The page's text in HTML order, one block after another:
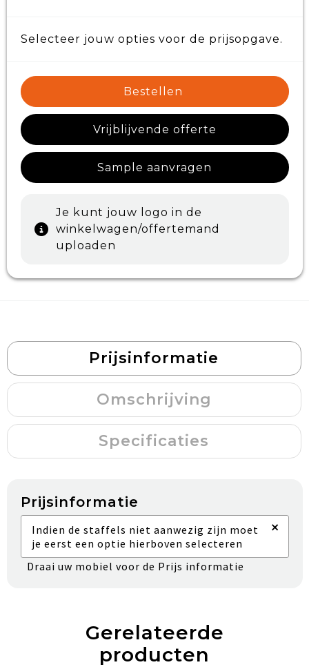
Selecteer jouw opties voor de prijsopgave.
Bestellen
Vrijblijvende offerte
Sample aanvragen
Je kunt jouw logo in de
winkelwagen/offertemand
uploaden
Prijsinformatie
Omschrijving
Specificaties
Prijsinformatie
Indien de staffels niet aanwezig zijn moet
je eerst een optie hierboven selecteren
×
Draai uw mobiel voor de Prijs informatie
Gerelateerde
producten